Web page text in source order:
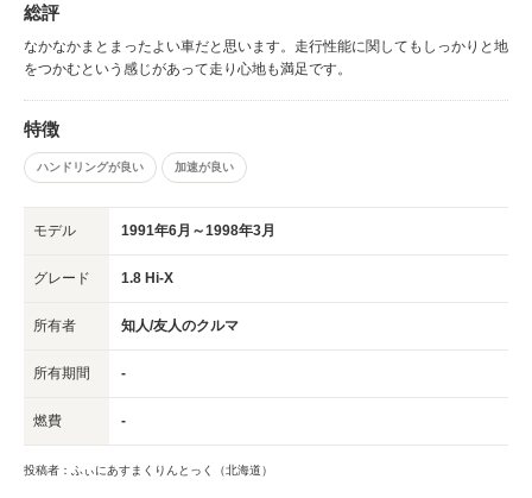
総評
なかなかまとまったよい車だと思います。走行性能に関してもしっかりと地
をつかむという感じがあって走り心地も満足です。
特徴
ハンドリングが良い 加速が良い
モデル 1991年6月～1998年3月
グレード 1.8 Hi-X
所有者 知人/友人のクルマ
所有期間 -
燃費 -
投稿者：ふぃにあすまくりんとっく（北海道）